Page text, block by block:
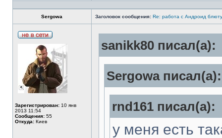
Sergowa Заголовок сообщения: Re: работа с Андроид
Зарегистрирован: 10 янв
2013 11:54
Сообщения: 55
Откуда: Киев
sanikk80 писал(а):
Sergowa писал(а):
rnd161 писал(а):
у меня есть